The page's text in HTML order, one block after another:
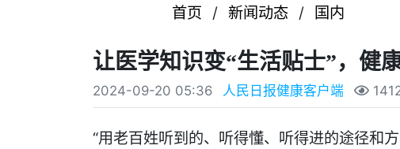
首页 / 新闻动态 / 国内
让医学知识变“生活贴士”，健
2024-09-20 05:36 人民日报健康客户端
“用老百姓听到的、听得懂、听得进的途径和